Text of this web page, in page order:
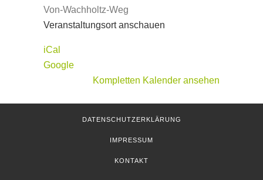
Von-Wachholtz-Weg
Veranstaltungsort anschauen
iCal
Google
Kompletten Kalender ansehen
DATENSCHUTZERKLÄRUNG
IMPRESSUM
KONTAKT